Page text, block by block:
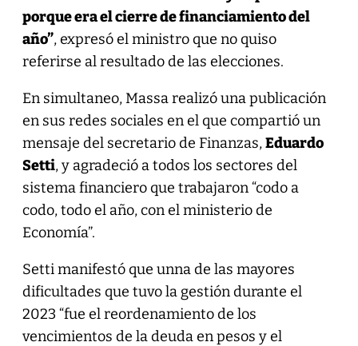
porque era el cierre de financiamiento del
año”, expresó el ministro que no quiso
referirse al resultado de las elecciones.
En simultaneo, Massa realizó una publicación
en sus redes sociales en el que compartió un
mensaje del secretario de Finanzas,Eduardo
Setti, y agradeció a todos los sectores del
sistema financiero que trabajaron “codo a
codo, todo el año, con el ministerio de
Economía”.
Setti manifestó que unna de las mayores
dificultades que tuvo la gestión durante el
2023 “fue el reordenamiento de los
vencimientos de la deuda en pesos y el